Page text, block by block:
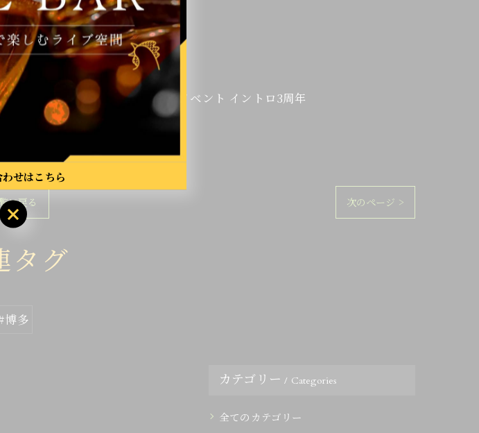
ま ライブバー 福岡音楽 3周年イベント イントロ3周年
に戻る 次のページ >
タグ
博多
カテゴリー Categories
全てのカテゴリー
せはこちら